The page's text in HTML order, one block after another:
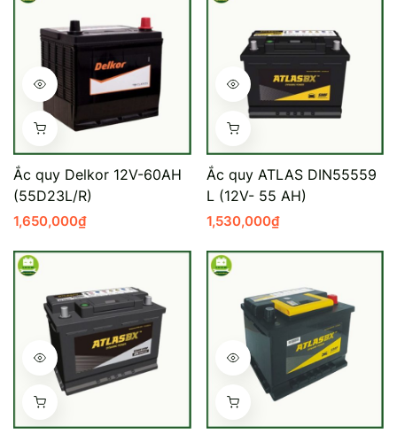
Ắc quy Delkor 12V-60AH
(55D23L/R)
1,650,000₫
Ắc quy ATLAS DIN55559
L (12V- 55 AH)
1,530,000₫